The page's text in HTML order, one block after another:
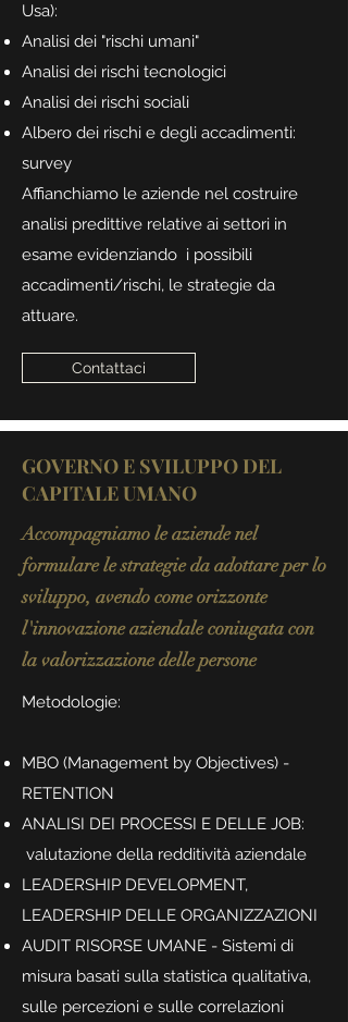
Usa):
Analisi dei "rischi umani"
Analisi dei rischi tecnologici
Analisi dei rischi sociali
Albero dei rischi e degli accadimenti:
survey
Affianchiamo le aziende nel costruire
analisi predittive relative ai settori in
esame evidenziando i possibili
accadimenti/rischi, le strategie da
attuare.
Contattaci
GOVERNO E SVILUPPO DEL
CAPITALE UMANO
Accompagniamo le aziende nel
formulare le strategie da adottare per lo
sviluppo, avendo come orizzonte
l'innovazione aziendale coniugata con
la valorizzazione delle persone
Metodologie:
MBO (Management by Objectives) -
RETENTION
ANALISI DEI PROCESSI E DELLE JOB:
valutazione della redditività aziendale
LEADERSHIP DEVELOPMENT,
LEADERSHIP DELLE ORGANIZZAZIONI
AUDIT RISORSE UMANE - Sistemi di
misura basati sulla statistica qualitativa,
sulle percezioni e sulle correlazioni